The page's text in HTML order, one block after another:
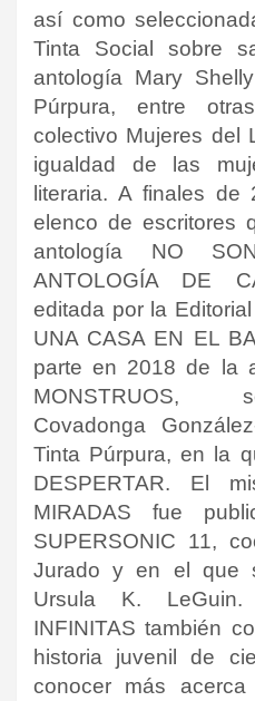
así como
Tinta Social sobre
antología Mary
Púrpura, entre
colectivo Mujeres del
igualdad de las
literaria. A finales de
elenco de escritores
antología NO
ANTOLOGÍA DE
editada por la
UNA CASA EN EL
parte en 2018 de la
MONSTRUOS,
Covadonga
Tinta Púrpura, en la
DESPERTAR. El
MIRADAS fue
SUPERSONIC 11,
Jurado y en el que
Ursula K.
INFINITAS también
historia juvenil de
conocer más